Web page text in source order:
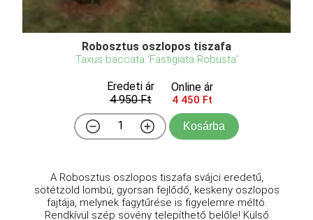
Robosztus oszlopos tiszafa
Taxus baccata 'Fastigiata Robusta'
Eredeti ár
4 950 Ft
Online ár
4 450 Ft
Kosárba
A Robosztus oszlopos tiszafa svájci eredetű,
sötétzöld lombú, gyorsan fejlődő, keskeny oszlopos
fajtája, melynek fagytűrése is figyelemre méltó.
Rendkívül szép sövény telepíthető belőle! Külső